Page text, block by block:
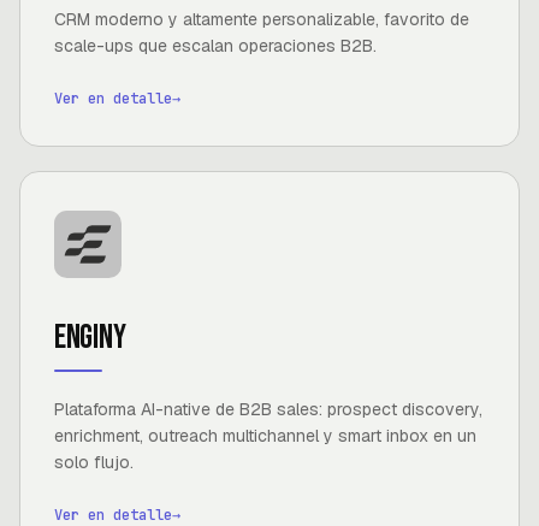
CRM moderno y altamente personalizable, favorito de
scale-ups que escalan operaciones B2B.
Ver en detalle→
Enginy
Plataforma AI-native de B2B sales: prospect discovery,
enrichment, outreach multichannel y smart inbox en un
solo flujo.
Ver en detalle→